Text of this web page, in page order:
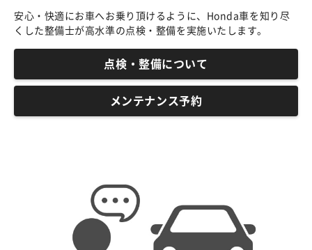
安心・快適にお車へお乗り頂けるように、Honda車を知り尽
くした整備士が高水準の点検・整備を実施いたします。
点検・整備について
メンテナンス予約